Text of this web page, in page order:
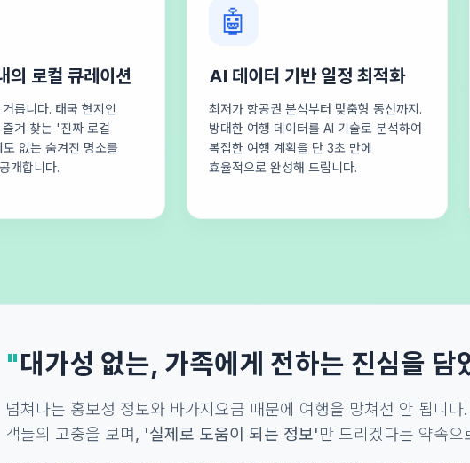
의 로컬 큐레이션
릅니다. 태국 현지인
겨 찾는 '진짜 로컬
없는 숨겨진 명소를
개합니다.
🤖
AI 데이터 기반 일정 최적화
최저가 항공권 분석부터 맞춤형 동선까지.
방대한 여행 데이터를 AI 기술로 분석하여
복잡한 여행 계획을 단 3초 만에
효율적으로 완성해 드립니다.
"대가성 없는, 가족에게 전하는 진심을 담
넘쳐나는 홍보성 정보와 바가지요금 때문에 여행을 망쳐선 안 됩니
객들의 고충을 보며, '실제로 도움이 되는 정보'만 드리겠다는 약속